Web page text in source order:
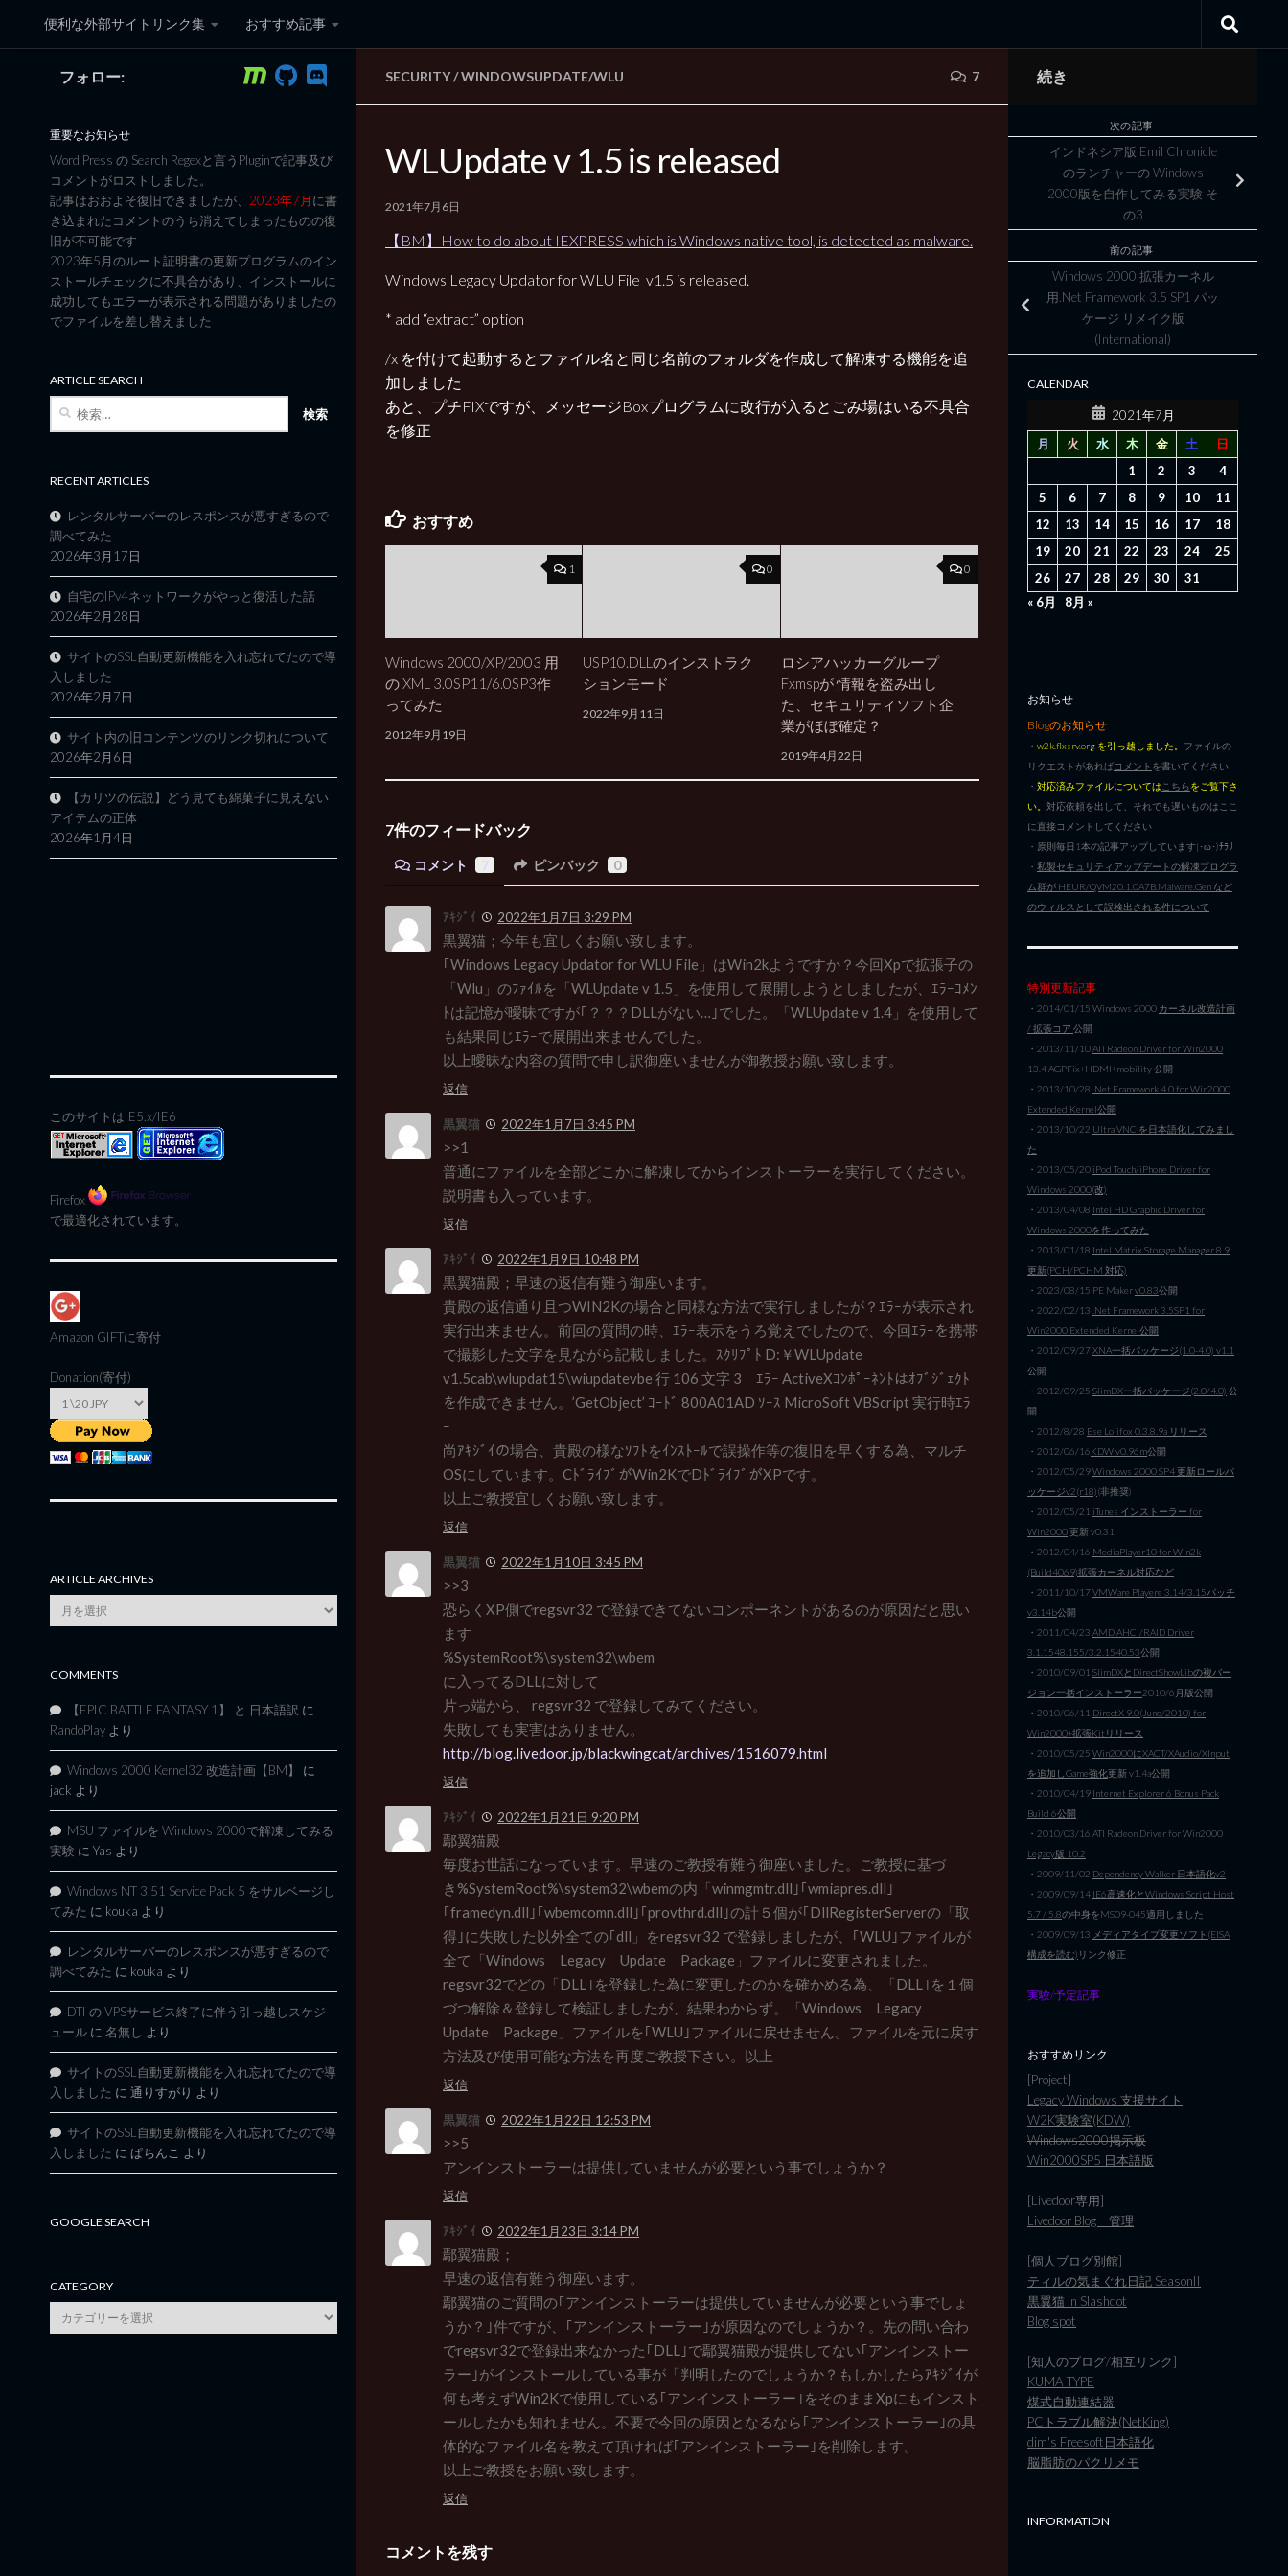
コンテンツへスキップ
便利な外部サイトリンク集 おすすめ記事
黒翼猫のコンピュータ日記 3rd Edition
SECURITY/WINDOWSUPDATE/WLU 7
WLUpdate v 1.5 is released
2021年7月6日
【BM】How to do about IEXPRESS which is Windows native tool, is detected as malware.
Windows Legacy Updator for WLU File v1.5 is released.
* add “extract” option
/x を付けて起動するとファイル名と同じ名前のフォルダを作成して解凍する機能を追
加しました
あと、プチFIXですが、メッセージBoxプログラムに改行が入るとごみ場はいる不具合
を修正
おすすめ
1
Windows 2000/XP/2003 用
の XML 3.0SP11/6.0SP3作
ってみた
2012年9月19日
0
USP10.DLLのインストラク
ションモード
2022年9月11日
0
ロシアハッカーグループ
Fxmspが 情報を盗み出し
た、セキュリティソフト企
業がほぼ確定？
2019年4月22日
7件のフィードバック
コメント ピンバック 0
ｱｷｼﾞｲ 2022年1月7日 3:29 PM
黒翼猫；今年も宜しくお願い致します。
｢Windows Legacy Updator for WLU File」はWin2kようですか？今回Xpで拡張子の
「Wlu」のﾌｧｲﾙを「WLUpdate v 1.5」を使用して展開しようとしましたが、ｴﾗｰｺﾒﾝ
ﾄは記憶が曖昧ですが｢？？？DLLがない…｣でした。「WLUpdate v 1.4」を使用して
も結果同じｴﾗｰで展開出来ませんでした。
以上曖昧な内容の質問で申し訳御座いませんが御教授お願い致します。
返信
黒翼猫 2022年1月7日 3:45 PM
>>1
普通にファイルを全部どこかに解凍してからインストーラーを実行してください。
説明書も入っています。
返信
ｱｷｼﾞｲ 2022年1月9日 10:48 PM
黒翼猫殿；早速の返信有難う御座います。
貴殿の返信通り且つWIN2Kの場合と同様な方法で実行しましたが？ｴﾗｰが表示され
実行出来ません。前回の質問の時、ｴﾗｰ表示をうろ覚えでしたので、今回ｴﾗｰを携帯
で撮影した文字を見ながら記載しました。ｽｸﾘﾌﾟﾄ D:￥WLUpdate
v1.5cab\wlupdat15\wiupdatevbe 行 106 文字 3 ｴﾗｰ ActiveXｺﾝﾎﾟｰﾈﾝﾄはｵﾌﾞｼﾞｪｸﾄ
を作成できません。’GetObject’ ｺｰﾄﾞ 800A01AD ｿｰｽ MicroSoft VBScript 実行時ｴﾗ
ｰ
尚ｱｷｼﾞｲの場合、貴殿の様なｿﾌﾄをｲﾝｽﾄｰﾙで誤操作等の復旧を早くする為、マルチ
OSにしています。CﾄﾞﾗｲﾌﾞがWin2KでDﾄﾞﾗｲﾌﾞがXPです。
以上ご教授宜しくお願い致します。
返信
黒翼猫 2022年1月10日 3:45 PM
>>3
恐らくXP側でregsvr32 で登録できてないコンポーネントがあるのが原因だと思い
ます
%SystemRoot%\system32\wbem
に入ってるDLLに対して
片っ端から、 regsvr32 で登録してみてください。
失敗しても実害はありません。
http://blog.livedoor.jp/blackwingcat/archives/1516079.html
返信
ｱｷｼﾞｲ 2022年1月21日 9:20 PM
鄢翼猫殿
毎度お世話になっています。早速のご教授有難う御座いました。ご教授に基づ
き%SystemRoot%\system32\wbemの内「winmgmtr.dll｣｢wmiapres.dll｣
｢framedyn.dll｣｢wbemcomn.dll｣｢provthrd.dll｣の計５個が｢DllRegisterServerの「取
得｣に失敗した以外全ての｢dll」をregsvr32 で登録しましたが、｢WLU｣ファイルが
全て「Windows Legacy Update Package」ファイルに変更されました。
regsvr32でどの「DLL｣を登録した為に変更したのかを確かめる為、「DLL｣を１個
づつ解除＆登録して検証しましたが、結果わからず。「Windows Legacy
Update Package」ファイルを｢WLU｣ファイルに戻せません。ファイルを元に戻す
方法及び使用可能な方法を再度ご教授下さい。以上
返信
黒翼猫 2022年1月22日 12:53 PM
>>5
アンインストーラーは提供していませんが必要という事でしょうか？
返信
ｱｷｼﾞｲ 2022年1月23日 3:14 PM
鄢翼猫殿；
早速の返信有難う御座います。
鄢翼猫のご質問の｢アンインストーラーは提供していませんが必要という事でしょ
うか？｣件ですが、｢アンインストーラー｣が原因なのでしょうか？。先の問い合わ
でregsvr32で登録出来なかった｢DLL｣で鄢翼猫殿が提供してない｢アンインストー
ラー｣がインストールしている事が「判明したのでしょうか？もしかしたらｱｷｼﾞｲが
何も考えずWin2Kで使用している｢アンインストーラー｣をそのままXpにもインスト
ールしたかも知れません。不要で今回の原因となるなら｢アンインストーラー｣の具
体的なファイル名を教えて頂ければ｢アンインストーラー｣を削除します。
以上ご教授をお願い致します。
返信
コメントを残す
フォロー:
重要なお知らせ
Word Press の Search Regexと言うPluginで記事及び
コメントがロストしました。
記事はおおよそ復旧できましたが、 2023年7月に書
き込まれたコメントのうち消えてしまったものの復
旧が不可能です
2023年5月のルート証明書の更新プログラムのイン
ストールチェックに不具合があり、インストールに
成功してもエラーが表示される問題がありましたの
でファイルを差し替えました
ARTICLE SEARCH
RECENT ARTICLES
レンタルサーバーのレスポンスが悪すぎるので
調べてみた
2026年3月17日
自宅のIPv4ネットワークがやっと復活した話
2026年2月28日
サイトのSSL自動更新機能を入れ忘れてたので導
入しました
2026年2月7日
サイト内の旧コンテンツのリンク切れについて
2026年2月6日
【カリツの伝説】どう見ても綿菓子に見えない
アイテムの正体
2026年1月4日
このサイトはIE5.x/IE6
Firefox
で最適化されています。
Amazon GIFTに寄付
Donation(寄付)
ARTICLE ARCHIVES
Article
Archives
COMMENTS
【EPIC BATTLE FANTASY 1】 と 日本語訳 に
RandoPlay より
Windows 2000 Kernel32 改造計画【BM】
に
jack より
MSU ファイルを Windows 2000で解凍してみる
実験 に Yas より
Windows NT 3.51 Service Pack 5 をサルベージし
てみた に kouka より
レンタルサーバーのレスポンスが悪すぎるので
調べてみた に kouka より
DTI の VPSサービス終了に伴う引っ越しスケジ
ュール に 名無し より
サイトのSSL自動更新機能を入れ忘れてたので導
入しました に 通りすがり より
サイトのSSL自動更新機能を入れ忘れてたので導
入しました に ぱちんこ より
GOOGLE SEARCH
CATEGORY
category
続き
次の記事
インドネシア版 Emil Chronicle
のランチャーの Windows
2000版を自作してみる実験 そ
の3
前の記事
Windows 2000 拡張カーネル
用.Net Framework 3.5 SP1 パッ
ケージ リメイク版
(International)
CALENDAR
2021年7月
月
火 水 木 金 土
日
1
2 3
4
5
6 7 8 9 10
11
12
13 14 15 16 17
18
19
20 21 22 23 24
25
26
27 28 29 30
31
« 6月
8月 »
お知らせ
Blogのお知らせ
・ w2k.flxsrv.org を引っ越しました。 ファイルの
リクエストがあればコメント を書いてください
・ 対応済みファイルについては こちらをご覧下さ
い。 対応依頼を出して、それでも遅いものはここ
に直接コメントしてください
・原則毎日1本の記事アップしています|･ω･)ﾁﾗﾘ
・ 私製セキュリティアップデートの解凍プログラ
ム群が HEUR/QVM20.1.0A7B.Malware.Gen など
のウィルスとして誤検出される件について
特別更新記事
・2014/01/15 Windows 2000 カーネル改造計画
/ 拡張コア 公開
・2013/11/10ATI Radeon Driver for Win2000
13.4 AGPFix+HDMI+mobility 公開
・2013/10/28 .Net Framework 4.0 for Win2000
Extended Kernel公開
・2013/10/22 Ultra VNC を日本語化してみまし
た
・2013/05/20 iPod Touch/iPhone Driver for
Windows 2000(改)
・2013/04/08 Intel HD Graphic Driver for
Windows 2000を作ってみた
・2013/01/18 Intel Matrix Storage Manager 8.9
更新(PCH/PCHM 対応)
・2023/08/15 PE Makerv0.83公開
・2022/02/13 .Net Framework 3.5SP1 for
Win2000 Extended Kernel公開
・2012/09/27XNA一括パッケージ(1.0-4.0) v1.1
公開
・2012/09/25 SlimDX一括パッケージ(2.0/4.0) 公
開
・2012/8/28 Ese Lolifox 0.3.8.9a リリース
・2012/06/16KDW v0.96m公開
・2012/05/29Windows 2000 SP4 更新ロールパ
ッケージv2(r18)(非推奨)
・2012/05/21 iTunes インストーラー for
Win2000更新 v0.31
・2012/04/16 MediaPlayer10 for Win2k
(Build4069)拡張カーネル対応など
・2011/10/17VMWare Playere 3.14/3.15パッチ
v3.14b公開
・2011/04/23 AMD AHCI/RAID Driver
3.1.1548.155/3.2.1540.53公開
・2010/09/01 SlimDXとDirectShowLibの複バー
ジョン一括インストーラー2010/6月版公開
・2010/06/11 DirectX 9.0(June/2010) for
Win2000+拡張Kitリリース
・2010/05/25 Win2000にXACT/XAudio/XInput
を追加しGame強化更新 v1.4a公開
・2010/04/19 Internet Explorer 6 Bonus Pack
Build 6公開
・2010/03/16 ATI Radeon Driver for Win2000
Legacy版 10.2
・2009/11/02 Dependency Walker 日本語化v2
・2009/09/14 IE6高速化とWindows Script Host
5.7 / 5.8の中身をMS09-045適用しました
・2009/09/13 メディアタイプ変更ソフト(EISA
構成を読む) リンク修正
実験/予定記事
おすすめリンク
[Project]
Legacy Windows 支援サイト
W2K実験室(KDW)
Windows2000掲示板
Win2000SP5 日本語版
[Livedoor専用]
Livedoor Blog 管理
[個人ブログ別館]
ティルの気まぐれ日記 SeasonII
黒翼猫 in Slashdot
Blog spot
[知人のブログ/相互リンク]
KUMA TYPE
煤式自動連結器
PCトラブル解決(NetKing)
dim's Freesoft日本語化
脳脂肪のパクリメモ
INFORMATION